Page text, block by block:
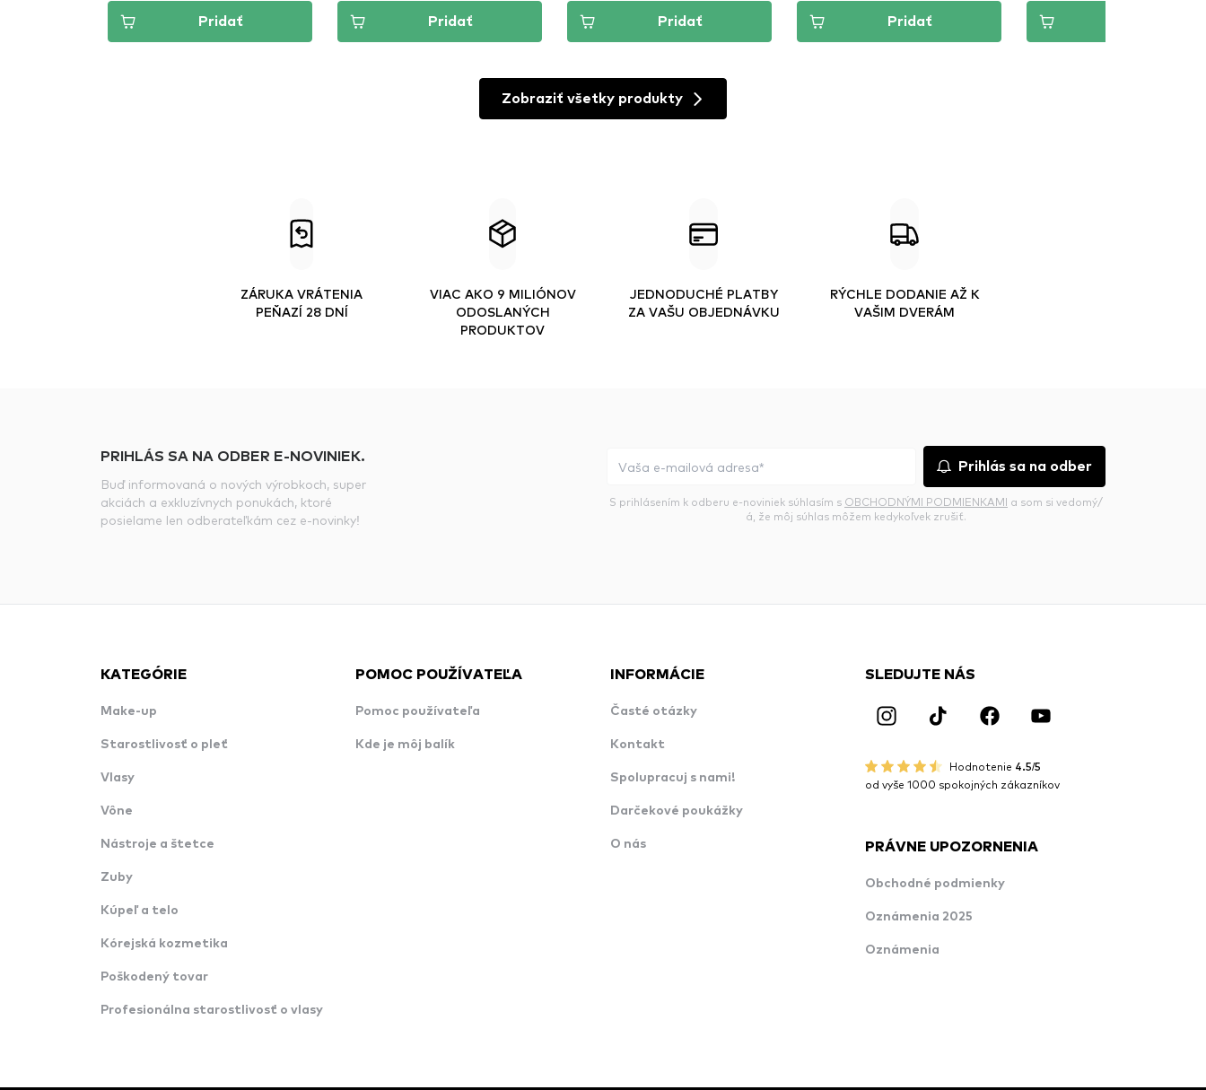
Pridať Pridať Pridať Pridať
Zobraziť všetky produkty
ZÁRUKA VRÁTENIA
PEŇAZÍ 28 DNÍ
VIAC AKO 9 MILIÓNOV
ODOSLANÝCH
PRODUKTOV
JEDNODUCHÉ PLATBY
ZA VAŠU OBJEDNÁVKU
RÝCHLE DODANIE AŽ K
VAŠIM DVERÁM
PRIHLÁS SA NA ODBER E-NOVINIEK.
Buď informovaná o nových výrobkoch, super
akciách a exkluzívnych ponukách, ktoré
posielame len odberateľkám cez e-novinky!
Prihlás sa na odber
S prihlásením k odberu e-noviniek súhlasím s OBCHODNÝMI PODMIENKAMI a som si vedomý/
á, že môj súhlas môžem kedykoľvek zrušiť.
KATEGÓRIE
Make-up
Starostlivosť o pleť
Vlasy
Vône
Nástroje a štetce
Zuby
Kúpeľ a telo
Kórejská kozmetika
Poškodený tovar
Profesionálna starostlivosť o vlasy
POMOC POUŽÍVATEĽA
Pomoc používateľa
Kde je môj balík
INFORMÁCIE
Časté otázky
Kontakt
Spolupracuj s nami!
Darčekové poukážky
O nás
SLEDUJTE NÁS
Hodnotenie 4.5/5
od vyše 1000 spokojných zákazníkov
PRÁVNE UPOZORNENIA
Obchodné podmienky
Oznámenia 2025
Oznámenia